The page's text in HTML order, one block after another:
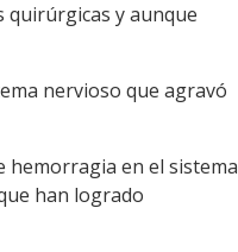
quirúrgicas y aunque
nervioso que agravó
hemorragia en el sistema
han logrado